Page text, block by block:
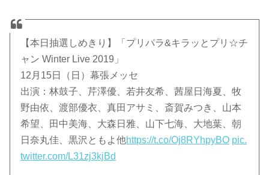
【本日抽選しめきり】「プリパラ&キラッとプリ☆チ
ャン Winter Live 2019」
12月15日（日）幕張メッセ
出演：林鼓子、芹澤優、若井友希、茜屋日海夏、牧
野由依、渡部優衣、真田アサミ、斎賀みつき、山本
希望、田中美海、大森日雅、山下七海、大地葉、朝
日奈丸佳、黒沢ともよ他https://t.co/Oj8RYhpyBO pic.
twitter.com/L31zj3kjBd